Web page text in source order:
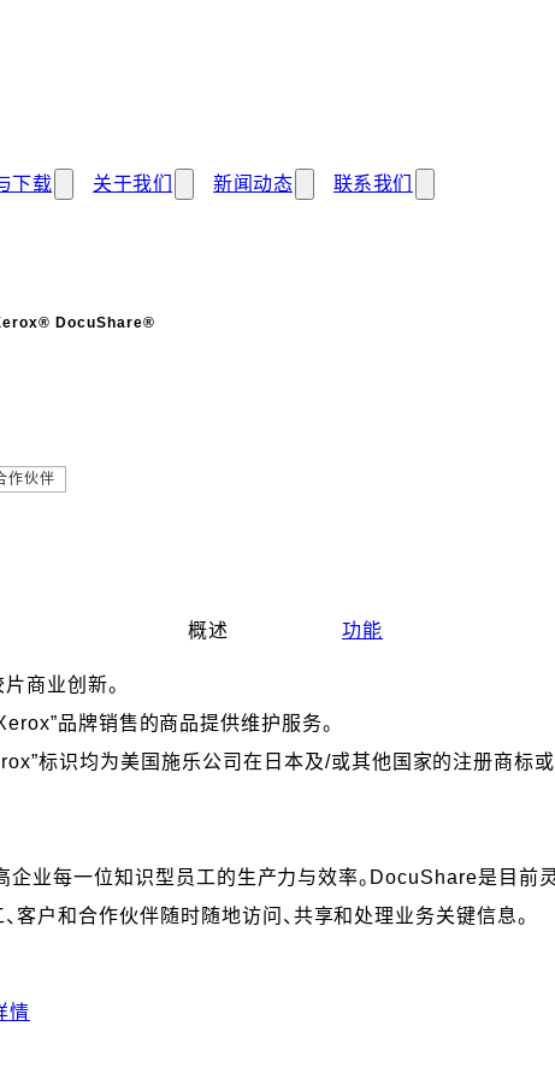
下载 关于我们 新闻动态 联系我们
DocuShare®
述
作伙伴
概述 功能
商业创新。
品牌销售的商品提供维护服务。
标识均为美国施乐公司在日本及/或其他国家的注册商标或
业每一位知识型员工的生产力与效率。DocuShare是目前
客户和合作伙伴随时随地访问、共享和处理业务关键信息。
情